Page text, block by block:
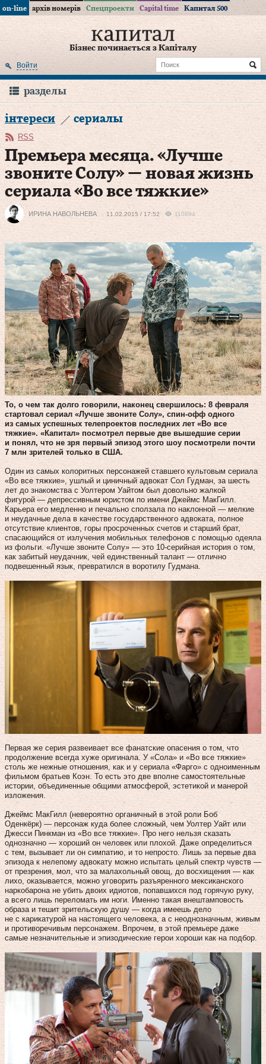
on-line архів номерів Спецпроекти Capital time Капитал 500
Бізнес починається з Капіталу
Войти
разделы
інтереси сериалы
RSS
Премьера месяца. «Лучше
звоните Солу» — новая жизнь
сериала «Во все тяжкие»
ИРИНА НАВОЛЬНЕВА 11.02.2015 / 17:52 110894
То, о чем так долго говорили, наконец свершилось: 8 февраля
стартовал сериал «Лучше звоните Солу», спин-офф одного
из самых успешных телепроектов последних лет «Во все
тяжкие». «Капитал» посмотрел первые две вышедшие серии
и понял, что не зря первый эпизод этого шоу посмотрели почти
7 млн зрителей только в США.
Один из самых колоритных персонажей ставшего культовым сериала
«Во все тяжкие», ушлый и циничный адвокат Сол Гудман, за шесть
лет до знакомства с Уолтером Уайтом был довольно жалкой
фигурой — депрессивным юристом по имени Джеймс МакГилл.
Карьера его медленно и печально сползала по наклонной — мелкие
и неудачные дела в качестве государственного адвоката, полное
отсутствие клиентов, горы просроченных счетов и старший брат,
спасающийся от излучения мобильных телефонов с помощью одеяла
из фольги. «Лучше звоните Солу» — это 10-серийная история о том,
как забитый неудачник, чей единственный талант — отлично
подвешенный язык, превратился в воротилу Гудмана.
Первая же серия развеивает все фанатские опасения о том, что
продолжение всегда хуже оригинала. У «Сола» и «Во все тяжкие»
столь же нежные отношения, как и у сериала «Фарго» с одноименным
фильмом братьев Коэн. То есть это две вполне самостоятельные
истории, объединенные общими атмосферой, эстетикой и манерой
изложения.
Джеймс МакГилл (невероятно органичный в этой роли Боб
Оденкёрк) — персонаж куда более сложный, чем Уолтер Уайт или
Джесси Пинкман из «Во все тяжкие». Про него нельзя сказать
однозначно — хороший он человек или плохой. Даже определиться
с тем, вызывает ли он симпатию, и то непросто. Лишь за первые два
эпизода к нелепому адвокату можно испытать целый спектр чувств —
от презрения, мол, что за малахольный овощ, до восхищения — как
лихо, оказывается, можно уговорить разъяренного мексиканского
наркобарона не убить двоих идиотов, попавшихся под горячую руку,
а всего лишь переломать им ноги. Именно такая внештамповость
образа и тешит зрительскую душу — когда имеешь дело
не с карикатурой на настоящего человека, а с неоднозначным, живым
и противоречивым персонажем. Впрочем, в этой премьере даже
самые незначительные и эпизодические герои хороши как на подбор.